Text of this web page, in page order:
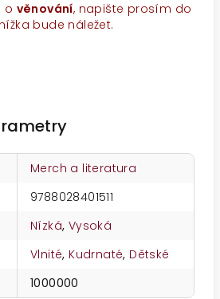
o věnování, napište prosím do
bude náležet.
Merch a literatura
9788028401511
Nízká, Vysoká
Vlnité, Kudrnaté, Dětské
1000000